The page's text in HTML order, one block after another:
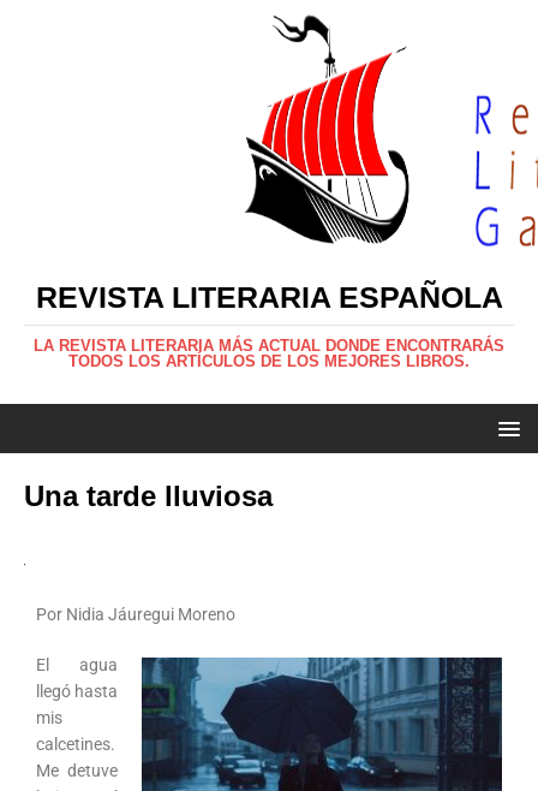
REVISTA LITERARIA ESPAÑOLA
LA REVISTA LITERARIA MÁS ACTUAL DONDE ENCONTRARÁS
TODOS LOS ARTÍCULOS DE LOS MEJORES LIBROS.
Una tarde lluviosa
Por Nidia Jáuregui Moreno
El agua
llegó hasta
mis
calcetines.
Me detuve